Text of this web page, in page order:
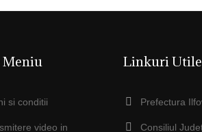
Meniu
si conditii
video in
Linkuri Utile
Prefectura
Consiliul